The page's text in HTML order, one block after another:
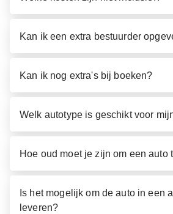
Kan ik een extra bestuurder
Kan ik nog extra's bij boeken?
Welk autotype is geschikt voor
Hoe oud moet je zijn om een auto
Is het mogelijk om de auto in een
leveren?